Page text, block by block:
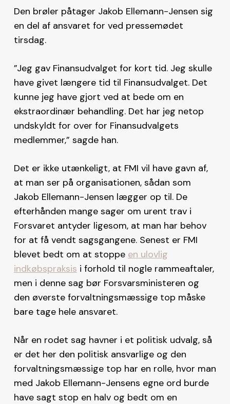
Den brøler påtager Jakob Ellemann-Jensen sig
en del af ansvaret for ved pressemødet
tirsdag.
”Jeg gav Finansudvalget for kort tid. Jeg skulle
have givet længere tid til Finansudvalget. Det
kunne jeg have gjort ved at bede om en
ekstraordinær behandling. Det har jeg netop
undskyldt for over for Finansudvalgets
medlemmer,” sagde han.
Det er ikke utænkeligt, at FMI vil have gavn af,
at man ser på organisationen, sådan som
Jakob Ellemann-Jensen lægger op til. De
efterhånden mange sager om urent trav i
Forsvaret antyder ligesom, at man har behov
for at få vendt sagsgangene. Senest er FMI
blevet bedt om at stoppe en ulovlig
indkøbspraksis i forhold til nogle rammeaftaler,
men i denne sag bør Forsvarsministeren og
den øverste forvaltningsmæssige top måske
bare tage hele ansvaret.
Når en rodet sag havner i et politisk udvalg, så
er det her den politisk ansvarlige og den
forvaltningsmæssige top har en rolle, hvor man
med Jakob Ellemann-Jensens egne ord burde
have sagt stop en halv og bedt om en